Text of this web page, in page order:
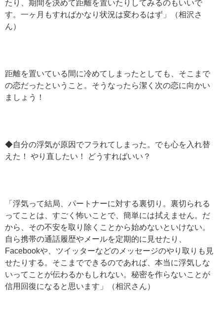
たり、期間を決めて距離を置いたりしてみるのもいいで
す。一ヶ月もすればかなり状況は変わるはず」（相沢さ
ん）
距離を置いている間に冷めてしまったとしても、そこまで
の恋だったということ。そうなったら潔く次の恋に向かい
ましょう！
◆自分の浮気が原因でフラれてしまった。でも心を入れ替
えた！ やり直したい！ どうすればいい？
「浮気って結局、パートナーに対する裏切り。裏切られる
ってことは、すごく怖いことで、簡単には拭えません。だ
から、その不安を取り除くことから始めないといけない。
自ら携帯の通話履歴やメールを定期的に見せたり、
Facebookや、ツイッターなどのメッセージのやり取りも見
せたりする。そこまでできるのであれば、本当に浮気しな
いってことが伝わるかもしれない。秘密を作らないことが
信用回復になると思います」（相沢さん）